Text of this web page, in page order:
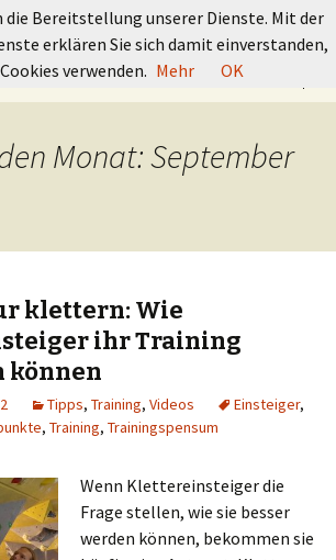
BOULDERN
nach:
Monat: September
klettern: Wie
ihr Training
können
Tipps, Training, Videos Einsteiger,
, Training, Trainingspensum
Wenn Klettereinsteiger die
Frage stellen, wie sie besser
werden können, bekommen sie
Bereitstellung unserer Dienste. Mit der
erklären Sie sich damit einverstanden,
verwenden. Mehr OK